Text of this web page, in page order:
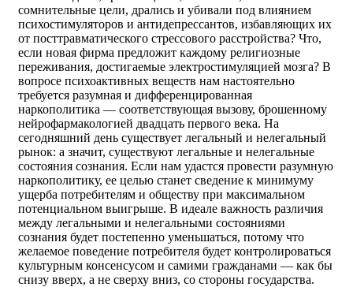
сомнительные цели, дрались и убивали под влиянием
психостимуляторов и антидепрессантов, избавляющих их
от посттравматического стрессового расстройства? Что,
если новая фирма предложит каждому религиозные
переживания, достигаемые электростимуляцией мозга? В
вопросе психоактивных веществ нам настоятельно
требуется разумная и дифференцированная
наркополитика — соответствующая вызову, брошенному
нейрофармакологией двадцать первого века. На
сегодняшний день существует легальный и нелегальный
рынок: а значит, существуют легальные и нелегальные
состояния сознания. Если нам удастся провести разумную
наркополитику, ее целью станет сведение к минимуму
ущерба потребителям и обществу при максимальном
потенциальном выигрыше. В идеале важность различия
между легальными и нелегальными состояниями
сознания будет постепенно уменьшаться, потому что
желаемое поведение потребителя будет контролироваться
культурным консенсусом и самими гражданами — как бы
снизу вверх, а не сверху вниз, со стороны государства.